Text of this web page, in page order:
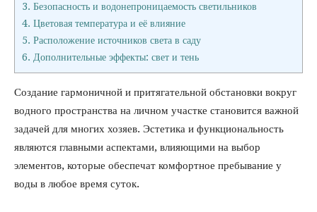
3. Безопасность и водонепроницаемость светильников
4. Цветовая температура и её влияние
5. Расположение источников света в саду
6. Дополнительные эффекты: свет и тень
Создание гармоничной и притягательной обстановки вокруг
водного пространства на личном участке становится важной
задачей для многих хозяев. Эстетика и функциональность
являются главными аспектами, влияющими на выбор
элементов, которые обеспечат комфортное пребывание у
воды в любое время суток.